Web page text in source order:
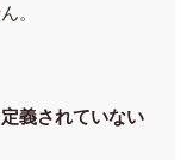
。
義されていない